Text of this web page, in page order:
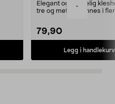
-
Elegant og skikkelig
tre og metall – finnes i
79,90
Legg i handlekurv